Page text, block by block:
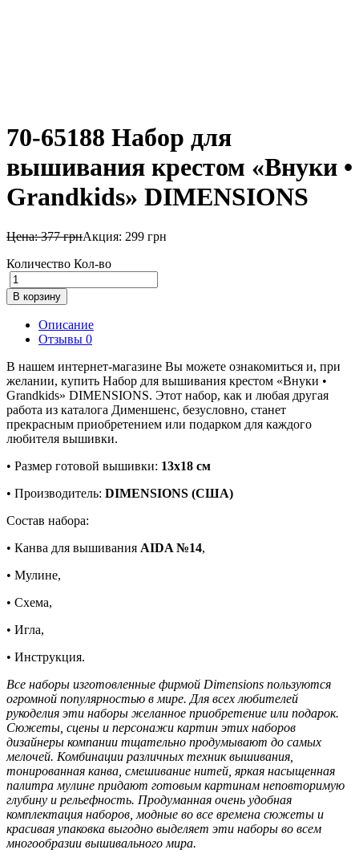
70-65188 Набор для
вышивания крестом «Внуки •
Grandkids» DIMENSIONS
Цена:377грнАкция: 299 грн
Количество Кол-во
В корзину
Описание
Отзывы 0
В нашем интернет-магазине Вы можете ознакомиться и, при
желании, купить Набор для вышивания крестом «Внуки •
Grandkids» DIMENSIONS. Этот набор, как и любая другая
работа из каталога Дименшенс, безусловно, станет
прекрасным приобретением или подарком для каждого
любителя вышивки.
• Размер готовой вышивки: 13х18 см
• Производитель: DIMENSIONS (США)
Состав набора:
• Канва для вышивания AIDA №14,
• Мулине,
• Схема,
• Игла,
• Инструкция.
Все наборы изготовленные фирмой Dimensions пользуются
огромной популярностью в мире. Для всех любителей
рукоделия эти наборы желанное приобретение или подарок.
Сюжеты, сцены и персонажи картин этих наборов
дизайнеры компании тщательно продумывают до самых
мелочей. Комбинации различных техник вышивания,
тонированная канва, смешивание нитей, яркая насыщенная
палитра мулине придают готовым картинам неповторимую
глубину и рельефность. Продуманная очень удобная
комплектация наборов, модные во все времена сюжеты и
красивая упаковка выгодно выделяет эти наборы во всем
многообразии вышивального мира.